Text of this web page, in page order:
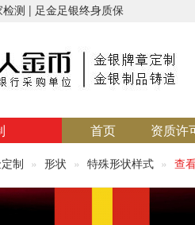
测 | 足金足银终身质保
首页 资质许
制 形状 特殊形状样式 查